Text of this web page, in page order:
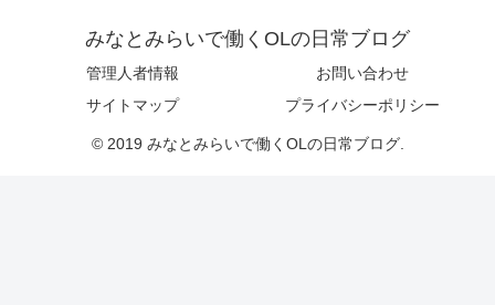
みなとみらいで働くOLの日常ブログ
管理人者情報
お問い合わせ
サイトマップ
プライバシーポリシー
© 2019 みなとみらいで働くOLの日常ブログ.